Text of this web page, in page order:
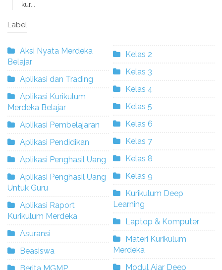
kur...
Label
Aksi Nyata Merdeka
Belajar
Aplikasi dan Trading
Aplikasi Kurikulum
Merdeka Belajar
Aplikasi Pembelajaran
Aplikasi Pendidikan
Aplikasi Penghasil Uang
Aplikasi Penghasil Uang
Untuk Guru
Aplikasi Raport
Kurikulum Merdeka
Asuransi
Beasiswa
Kelas 2
Kelas 3
Kelas 4
Kelas 5
Kelas 6
Kelas 7
Kelas 8
Kelas 9
Kurikulum Deep
Learning
Laptop & Komputer
Materi Kurikulum
Merdeka
Modul Ajar Deep